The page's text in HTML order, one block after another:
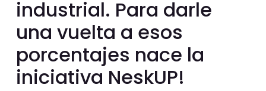
industrial. Para darle
una vuelta a esos
porcentajes nace la
iniciativa NeskUP!